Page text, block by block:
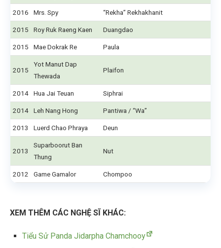
2016 Mrs. Spy “Rekha” Rekhakhanit
2015 Roy Ruk Raeng Kaen Duangdao
2015 Mae Dokrak Re Paula
2015
Yot Manut Dap
Thewada
Plaifon
2014 Hua Jai Teuan Siphrai
2014 Leh Nang Hong Pantiwa / “Wa”
2013 Luerd Chao Phraya Deun
2013
Suparboorut Ban
Thung
Nut
2012 Game Gamalor Chompoo
XEM THÊM CÁC NGHỆ SĨ KHÁC:
Tiểu Sử Panda Jidarpha Chamchooy